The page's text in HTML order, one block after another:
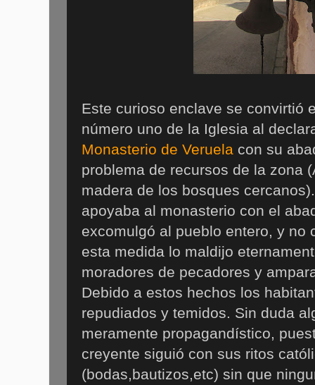
Este curioso enclave se convirtió
número uno de la Iglesia al
Monasterio de Veruela con su
problema de recursos de la zona
madera de los bosques
apoyaba al monasterio con el
excomulgó al pueblo entero, y no
esta medida lo maldijo
moradores de pecadores y
Debido a estos hechos los
repudiados y temidos. Sin duda
meramente propagandístico,
creyente siguió con sus ritos
(bodas,bautizos,etc) sin que